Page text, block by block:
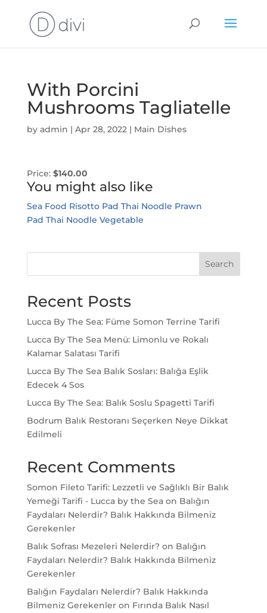
With Porcini
Mushrooms Tagliatelle
by admin | Apr 28, 2022| Main Dishes
Price: $140.00
You might also like
Sea Food Risotto Pad Thai Noodle Prawn
Pad Thai Noodle Vegetable
Search
Recent Posts
Lucca By The Sea: Füme Somon Terrine Tarifi
Lucca By The Sea Menü: Limonlu ve Rokalı
Kalamar Salatası Tarifi
Lucca By The Sea Balık Sosları: Balığa Eşlik
Edecek 4 Sos
Lucca By The Sea: Balık Soslu Spagetti Tarifi
Bodrum Balık Restoranı Seçerken Neye Dikkat
Edilmeli
Recent Comments
Somon Fileto Tarifi: Lezzetli ve Sağlıklı Bir Balık
Yemeği Tarifi - Lucca by the Seaon Balığın
Faydaları Nelerdir? Balık Hakkında Bilmeniz
Gerekenler
Balık Sofrası Mezeleri Nelerdir? on Balığın
Faydaları Nelerdir? Balık Hakkında Bilmeniz
Gerekenler
Balığın Faydaları Nelerdir? Balık Hakkında
Bilmeniz Gerekenleron Fırında Balık Nasıl